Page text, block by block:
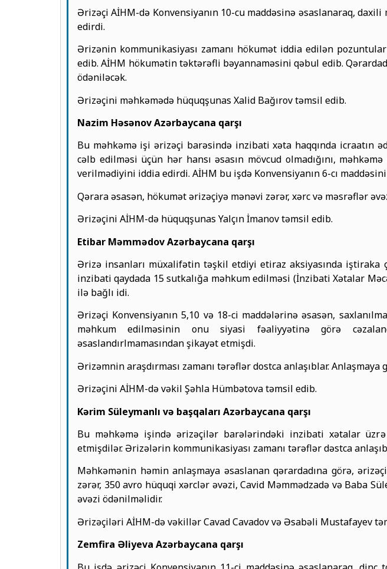
Ərizəçi AİHM-də Konvensiyanın 10-cu maddəsinə əsaslanaraq,
edirdi.
Ərizənin kommunikasiyası zamanı hökumət iddia edilən
edib. AİHM hökumətin təktərəfli bəyannaməsini qəbul edib.
ödəniləcək.
Ərizəçini məhkəmədə hüquqşunas Xalid Bağırov təmsil edib.
Nazim Həsənov Azərbaycana qarşı
Bu məhkəmə işi ərizəçi barəsində inzibati xəta haqqında icraatın
cəlb edilməsi üçün hər hansı əsasın mövcud olmadığını,
verilmədiyini iddia edirdi. AİHM bu işdə Konvensiyanın 6-cı
Qərara əsasən, hökumət ərizəçiyə mənəvi zərər, xərc və məsrəflər
Ərizəçini AİHM-də hüquqşunas Yalçın İmanov təmsil edib.
Etibar Məmmədov Azərbaycana qarşı
Ərizə insanları müxalifətin təşkil etdiyi etiraz aksiyasında iştiraka
inzibati qaydada 15 sutkalığa məhkum edilməsi (İnzibati Xətalar
ilə bağlı idi.
Ərizəçi Konvensiyanın 5,10 və 18-ci maddələrinə əsasən,
məhkum edilməsinin onu siyasi fəaliyyətinə görə
əsaslandırlmamasından şikayət etmişdi.
Ərizəmnin araşdırması zamanı tərəflər dostca anlaşıblar.
Ərizəçini AİHM-də vəkil Şəhla Hümbətova təmsil edib.
Kərim Süleymanlı və başqaları Azərbaycana qarşı
Bu məhkəmə işində ərizəçilər barələrindəki inzibati xətalar üzrə
etmişdilər. Ərizələrin kommunikasiyası zamanı tərəflər dəstca
Məhkəmənin həmin anlaşmaya əsaslanan qərardadına görə,
zərər, 350 avro hüquqi xərclər əvəzi, Cavid Məmmədzadə və Baba
əvəzi ödənilməlidir.
Ərizəçiləri AİHM-də vəkillər Cavad Cavadov və Əsabəli Mustafayev
Zemfira Əliyeva Azərbaycana qarşı